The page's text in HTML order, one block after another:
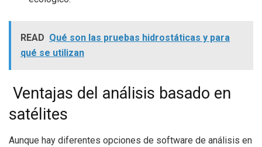
READ Qué son las pruebas hidrostáticas y para
qué se utilizan
Ventajas del análisis basado en
satélites
Aunque hay diferentes opciones de software de análisis en